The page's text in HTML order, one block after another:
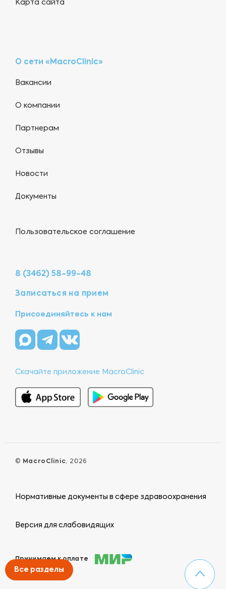
Карта сайта
О сети «MacroClinic»
Вакансии
О компании
Партнерам
Отзывы
Новости
Документы
Пользовательское соглашение
8 (3462) 58-99-48
Записаться на прием
Присоединяйтесь к нам
Скачайте приложение MacroClinic
© MacroClinic, 2026
Нормативные документы в сфере здравоохранения
Версия для слабовидящих
Принимаем к оплате
Все разделы